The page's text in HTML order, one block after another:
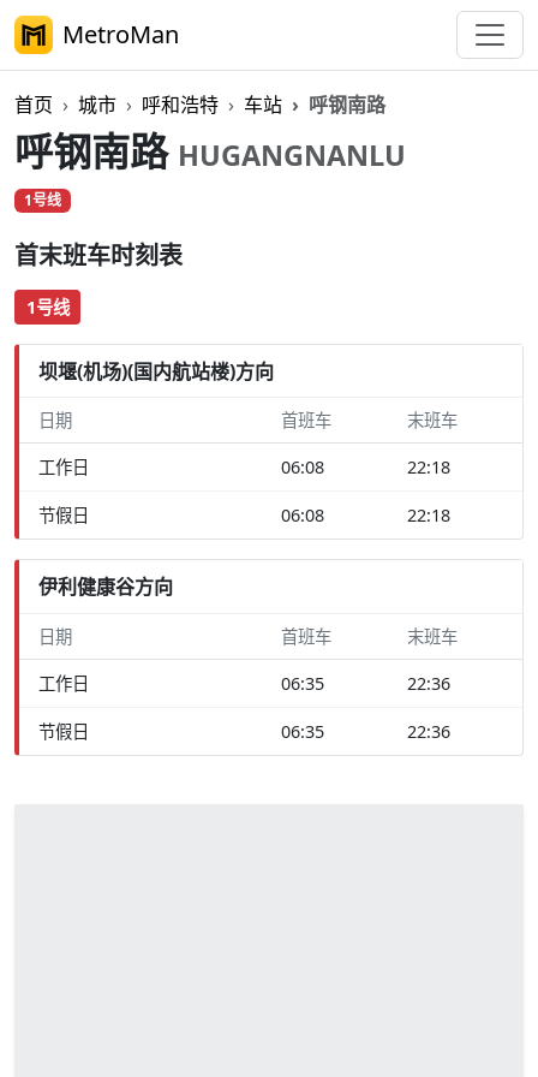
MetroMan
首页 城市 呼和浩特 车站 呼钢南路
呼钢南路 HUGANGNANLU
1号线
首末班车时刻表
1号线
坝堰(机场)(国内航站楼)方向
日期 首班车 末班车
工作日 06:08 22:18
节假日 06:08 22:18
伊利健康谷方向
日期 首班车 末班车
工作日 06:35 22:36
节假日 06:35 22:36